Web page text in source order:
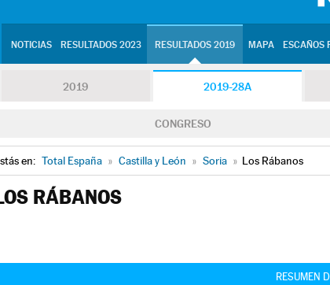
NOTICIAS RESULTADOS 2023 RESULTADOS 2019 MAPA ESCAÑOS
2019 2019-28A
CONGRESO
en: Total España » Castilla y León » Soria » Los Rábanos
RÁBANOS
RESUMEN